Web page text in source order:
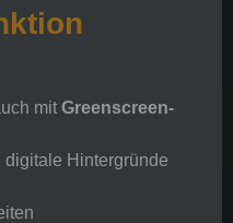
mit Greenscreen-
digitale Hintergründe